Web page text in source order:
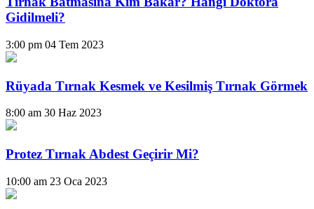
Gidilmeli?
3:00 pm 04 Tem 2023
Rüyada Tırnak Kesmek ve Kesilmiş Tırnak Görmek
8:00 am 30 Haz 2023
Protez Tırnak Abdest Geçirir Mi?
10:00 am 23 Oca 2023